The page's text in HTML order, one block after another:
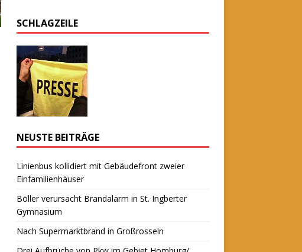
SCHLAGZEILE
NEUSTE BEITRÄGE
Linienbus kollidiert mit Gebäudefront zweier
Einfamilienhäuser
Böller verursacht Brandalarm in St. Ingberter
Gymnasium
Nach Supermarktbrand in Großrosseln